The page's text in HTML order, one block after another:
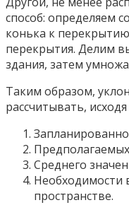
способ: определяем
конька к
перекрытия. Делим
здания, затем
Таким образом,
рассчитывать,
Среднего
Необходимости
пространстве.